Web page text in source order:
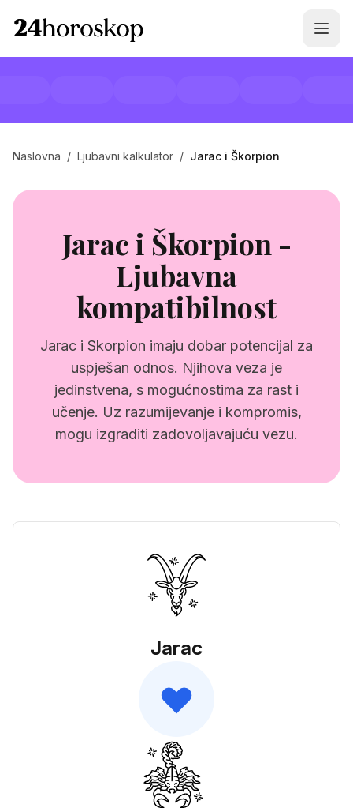
Naslovna / Ljubavni kalkulator / Jarac i Škorpion
Jarac i Škorpion -
Ljubavna
kompatibilnost
Jarac i Skorpion imaju dobar potencijal za
uspješan odnos. Njihova veza je
jedinstvena, s mogućnostima za rast i
učenje. Uz razumijevanje i kompromis,
mogu izgraditi zadovoljavajuću vezu.
Jarac